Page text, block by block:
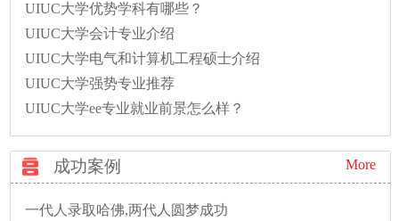
UIUC大学优势学科有哪些？
UIUC大学会计专业介绍
UIUC大学电气和计算机工程硕士介绍
UIUC大学强势专业推荐
UIUC大学ee专业就业前景怎么样？
成功案例 More
一代人录取哈佛,两代人圆梦成功